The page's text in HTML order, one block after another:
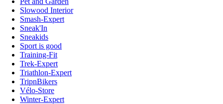
Slowood Interior
Smash-Expert
Sneak'In
Sneakids
Sport is good
Training-Fit
Trek-Expert
Triathlon-Expert
TripnBikers
Vélo-Store
Winter-Expert